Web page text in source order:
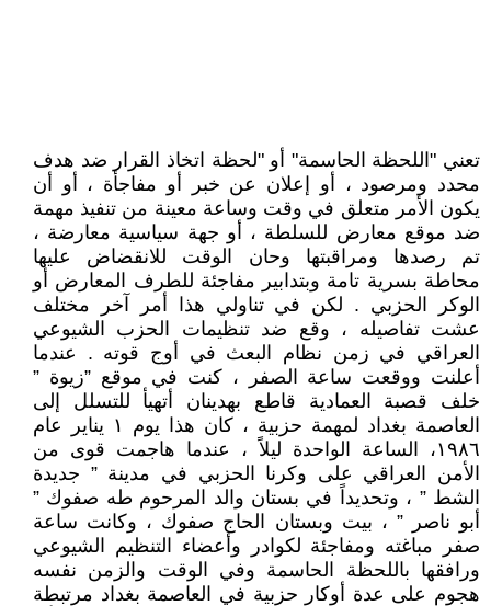
تعني "اللحظة الحاسمة" أو "لحظة اتخاذ القرار ضد هدف
محدد ومرصود ، أو إعلان عن خبر أو مفاجأة ، أو أن
يكون الأمر متعلق في وقت وساعة معينة من تنفيذ مهمة
ضد موقع معارض للسلطة ، أو جهة سياسية معارضة ،
تم رصدها ومراقبتها وحان الوقت للانقضاض عليها
محاطة بسرية تامة وبتدابير مفاجئة للطرف المعارض أو
الوكر الحزبي . لكن في تناولي هذا أمر آخر مختلف
عشت تفاصيله ، وقع ضد تنظيمات الحزب الشيوعي
العراقي في زمن نظام البعث في أوج قوته . عندما
أعلنت ووقعت ساعة الصفر ، كنت في موقع ”زيوة ”
خلف قصبة العمادية قاطع بهدينان أتهيأ للتسلل إلى
العاصمة بغداد لمهمة حزبية ، كان هذا يوم ١ يناير عام
١٩٨٦، الساعة الواحدة ليلاً ، عندما هاجمت قوى من
الأمن العراقي على وكرنا الحزبي في مدينة ” جديدة
الشط ” ، وتحديداً في بستان والد المرحوم طه صفوك ”
أبو ناصر ” ، بيت وبستان الحاج صفوك ، وكانت ساعة
صفر مباغته ومفاجئة لكوادر وأعضاء التنظيم الشيوعي
ورافقها باللحظة الحاسمة وفي الوقت والزمن نفسه
هجوم على عدة أوكار حزبية في العاصمة بغداد مرتبطة